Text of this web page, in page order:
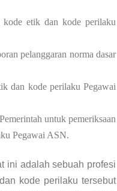
kode etik dan kode perilaku
pelanggaran norma dasar
dan kode perilaku Pegawai
untuk pemeriksaan
Pegawai ASN.
ini adalah sebuah profesi
kode perilaku tersebut